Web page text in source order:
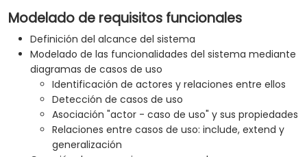
Modelado de requisitos funcionales
Definición del alcance del sistema
Modelado de las funcionalidades del sistema mediante
diagramas de casos de uso
Identificación de actores y relaciones entre ellos
Detección de casos de uso
Asociación "actor - caso de uso" y sus propiedades
Relaciones entre casos de uso: include, extend y
generalización